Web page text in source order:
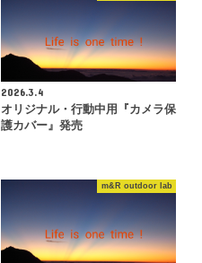
2026.3.4
オリジナル・行動中用『カメラ保
護カバー』発売
m&R outdoor lab